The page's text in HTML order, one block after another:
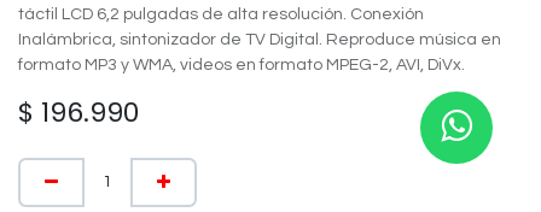
táctil LCD 6,2 pulgadas de alta resolución. Conexión
Inalámbrica, sintonizador de TV Digital. Reproduce música en
formato MP3 y WMA, videos en formato MPEG-2, AVI, DiVx.
$ 196.990